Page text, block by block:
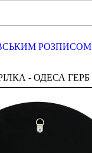
РОЗПИСОМ
- ОДЕСА